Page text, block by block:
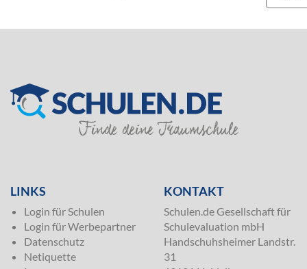
LINKS
Login für Schulen
Login für Werbepartner
Datenschutz
Netiquette
KONTAKT
Schulen.de Gesellschaft für
Schulevaluation mbH
Handschuhsheimer Landstr.
31